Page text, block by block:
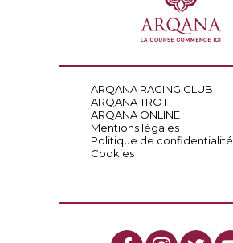
ARQANA RACING CLUB
ARQANA TROT
ARQANA ONLINE
Mentions légales
Politique de confidentialité
Cookies